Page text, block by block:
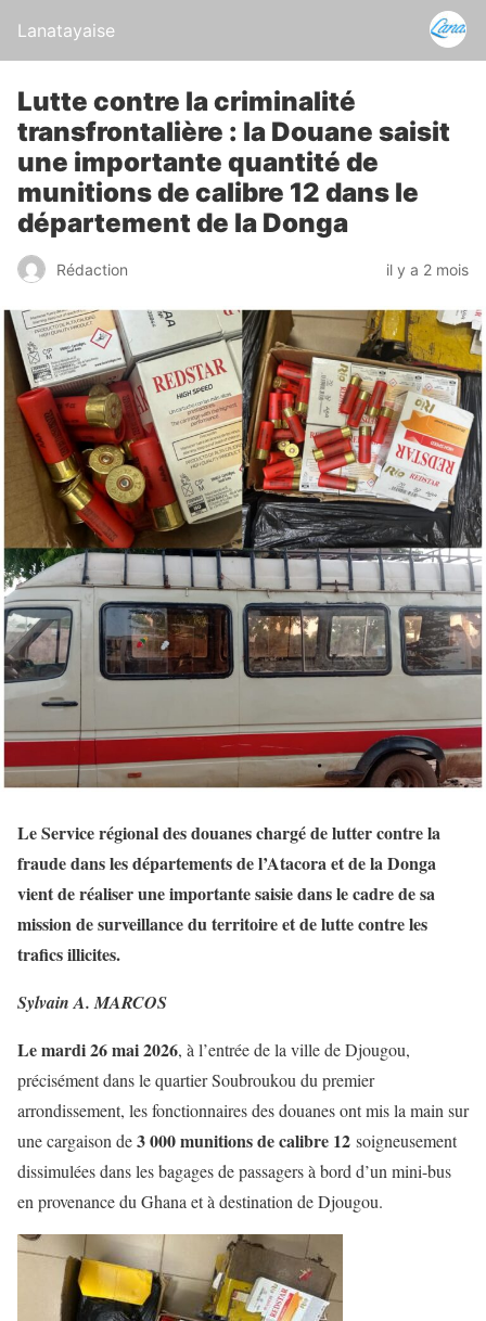
Lanatayaise
Lutte contre la criminalité
transfrontalière : la Douane saisit
une importante quantité de
munitions de calibre 12 dans le
département de la Donga
Rédaction il y a 2 mois
Le Service régional des douanes chargé de lutter contre la
fraude dans les départements de l’Atacora et de la Donga
vient de réaliser une importante saisie dans le cadre de sa
mission de surveillance du territoire et de lutte contre les
trafics illicites.
Sylvain A. MARCOS
Le mardi 26 mai 2026, à l’entrée de la ville de Djougou,
précisément dans le quartier Soubroukou du premier
arrondissement, les fonctionnaires des douanes ont mis la main sur
une cargaison de3 000 munitions de calibre 12 soigneusement
dissimulées dans les bagages de passagers à bord d’un mini-bus
en provenance du Ghana et à destination de Djougou.